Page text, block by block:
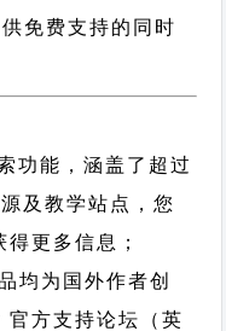
免费支持的同时
功能，涵盖了超过
及教学站点，您
得更多信息；
均为国外作者创
官方支持论坛
（英